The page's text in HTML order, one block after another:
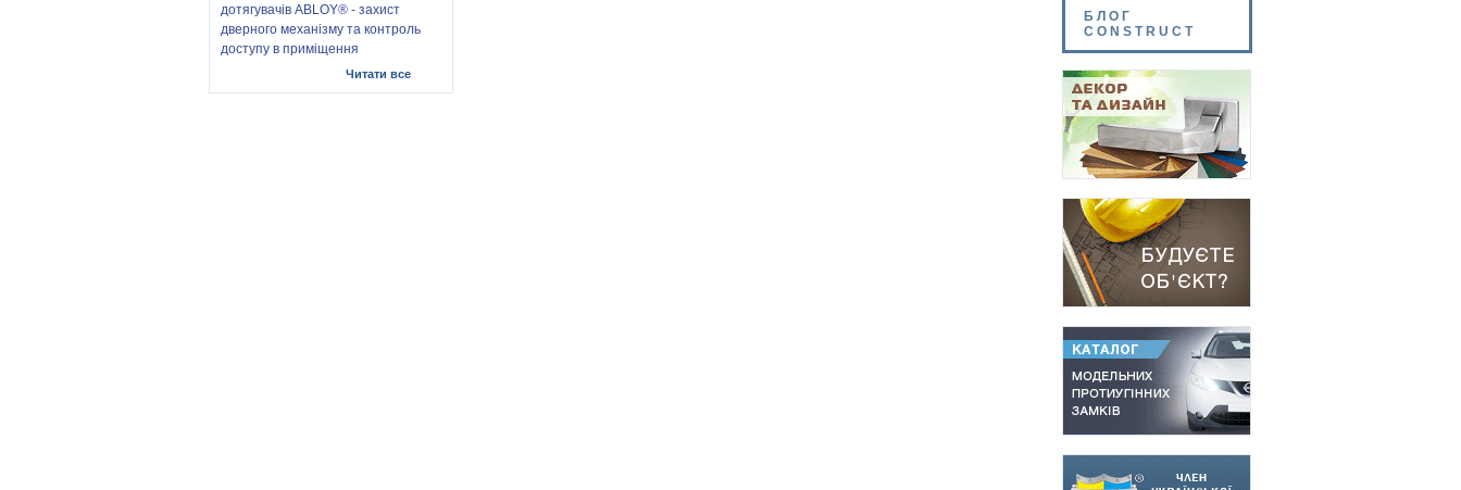
БЛОГ
CONSTRUCT
дотягувачів ABLOY® - захист
дверного механізму та контроль
доступу в приміщення
Читати все